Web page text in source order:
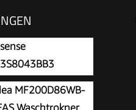
Connect
/8 KG, 54
MF200D86WB-
Waschtrokner,